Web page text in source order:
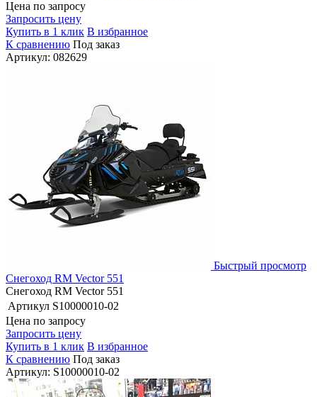
Цена по запросу
Запросить цену
Купить в 1 клик В избранное
К сравнению Под заказ
Артикул: 082629
Быстрый просмотр
Снегоход RM Vector 551
Снегоход RM Vector 551
Артикул S10000010-02
Цена по запросу
Запросить цену
Купить в 1 клик В избранное
К сравнению Под заказ
Артикул: S10000010-02